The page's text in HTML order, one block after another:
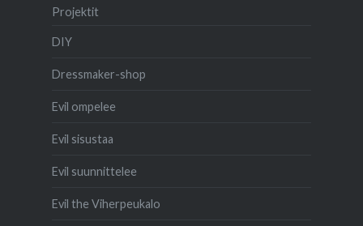
Projektit
DIY
Dressmaker-shop
Evil ompelee
Evil sisustaa
Evil suunnittelee
Evil the Viherpeukalo